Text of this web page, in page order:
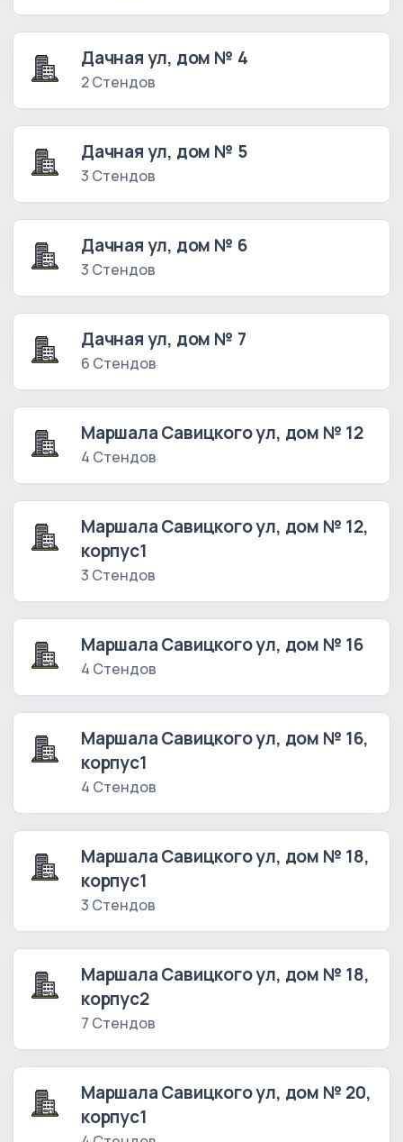
Дачная ул, дом № 4
2 Стендов
Дачная ул, дом № 5
3 Стендов
Дачная ул, дом № 6
3 Стендов
Дачная ул, дом № 7
6 Стендов
Маршала Савицкого ул, дом № 12
4 Стендов
Маршала Савицкого ул, дом № 12,
корпус1
3 Стендов
Маршала Савицкого ул, дом № 16
4 Стендов
Маршала Савицкого ул, дом № 16,
корпус1
4 Стендов
Маршала Савицкого ул, дом № 18,
корпус1
3 Стендов
Маршала Савицкого ул, дом № 18,
корпус2
7 Стендов
Маршала Савицкого ул, дом № 20,
корпус1